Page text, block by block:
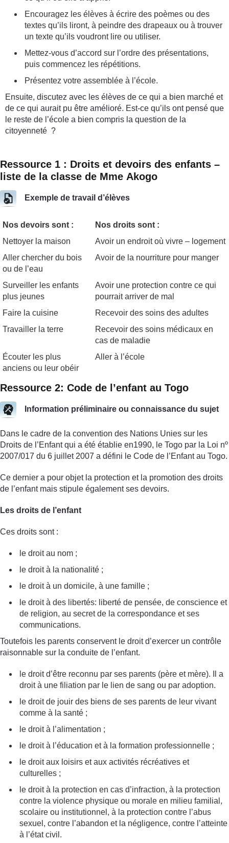
Encouragez les élèves à écrire des poèmes ou des
textes qu’ils liront, à peindre des drapeaux ou à trouver
un texte qu’ils voudront lire ou utiliser.
Mettez-vous d’accord sur l’ordre des présentations,
puis commencez les répétitions.
Présentez votre assemblée à l’école.
Ensuite, discutez avec les élèves de ce qui a bien marché et
de ce qui aurait pu être amélioré. Est-ce qu’ils ont pensé que
le reste de l’école a bien compris la question de la
citoyenneté ?
Ressource 1 : Droits et devoirs des enfants –
liste de la classe de Mme Akogo
Exemple de travail d’élèves
Nos devoirs sont :
Nos droits sont :
Nettoyer la maison
Avoir un endroit où vivre – logement
Aller chercher du bois
ou de l’eau
Avoir de la nourriture pour manger
Surveiller les enfants
plus jeunes
Avoir une protection contre ce qui
pourrait arriver de mal
Faire la cuisine
Recevoir des soins des adultes
Travailler la terre
Recevoir des soins médicaux en
cas de maladie
Écouter les plus
anciens ou leur obéir
Aller à l’école
Ressource 2: Code de l’enfant au Togo
Information préliminaire ou connaissance du sujet
Dans le cadre de la convention des Nations Unies sur les
Droits de l’Enfant qui a été établie en1990, le Togo par la Loi nº
2007/017 du 6 juillet 2007 a défini le Code de l’Enfant au Togo.
Ce dernier a pour objet la protection et la promotion des droits
de l’enfant mais stipule également ses devoirs.
Les droits de l’enfant
Ces droits sont :
le droit au nom ;
le droit à la nationalité ;
le droit à un domicile, à une famille ;
le droit à des libertés: liberté de pensée, de conscience et
de religion, au secret de la correspondance et ses
communications.
Toutefois les parents conservent le droit d’exercer un contrôle
raisonnable sur la conduite de l’enfant.
le droit d’être reconnu par ses parents (père et mère). Il a
droit à une filiation par le lien de sang ou par adoption.
le droit de jouir des biens de ses parents de leur vivant
comme à la santé ;
le droit à l’alimentation ;
le droit à l’éducation et à la formation professionnelle ;
le droit aux loisirs et aux activités récréatives et
culturelles ;
le droit à la protection en cas d’infraction, à la protection
contre la violence physique ou morale en milieu familial,
scolaire ou institutionnel, à la protection contre l’abus
sexuel, contre l’abandon et la négligence, contre l’atteinte
à l’état civil.